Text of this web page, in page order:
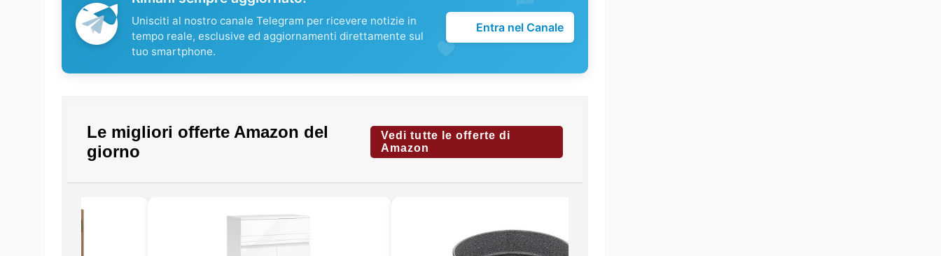
Unisciti al nostro canale Telegram per ricevere notizie in
tempo reale, esclusive ed aggiornamenti direttamente sul
tuo smartphone.
Entra nel Canale